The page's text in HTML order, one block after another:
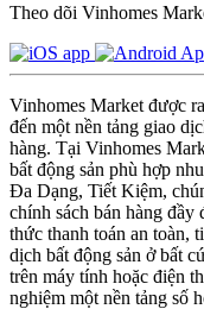
Theo dõi Vinhomes
Vinhomes Market được
đến một nền tảng giao
hàng. Tại Vinhomes
bất động sản phù hợp
Đa Dạng, Tiết Kiệm,
chính sách bán hàng
thức thanh toán an toàn,
dịch bất động sản ở bất
trên máy tính hoặc điện
nghiệm một nền tảng số